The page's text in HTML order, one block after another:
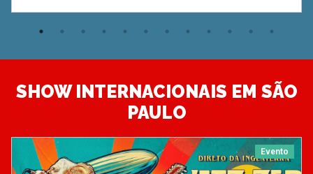
SHOW INTERNACIONAIS EM SÃO
PAULO
Evento